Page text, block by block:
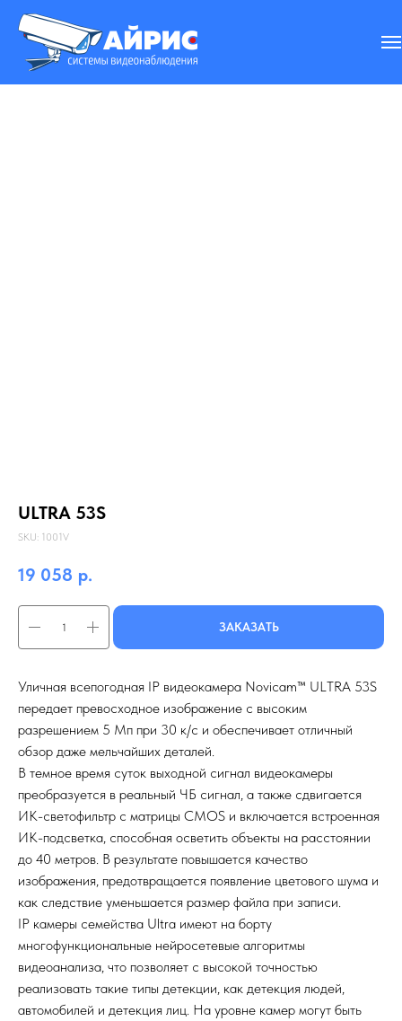
ULTRA 53S
SKU: 1001V
19 058 р.
ЗАКАЗАТЬ
Уличная всепогодная IP видеокамера Novicam™ ULТRA 53S
передает превосходное изображение с высоким
разрешением 5 Мп при 30 к/с и обеспечивает отличный
обзор даже мельчайших деталей.
В темное время суток выходной сигнал видеокамеры
преобразуется в реальный ЧБ сигнал, а также сдвигается
ИК-светофильтр с матрицы CMOS и включается встроенная
ИК-подсветка, способная осветить объекты на расстоянии
до 40 метров. В результате повышается качество
изображения, предотвращается появление цветового шума и
как следствие уменьшается размер файла при записи.
IP камеры семейства Ultra имеют на борту
многофункциональные нейросетевые алгоритмы
видеоанализа, что позволяет с высокой точностью
реализовать такие типы детекции, как детекция людей,
автомобилей и детекция лиц. На уровне камер могут быть